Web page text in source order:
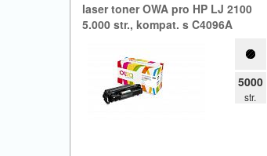
laser toner OWA pro HP LJ 2100
5.​000 str.​,​ kompat.​ s C4096A
5000
str.